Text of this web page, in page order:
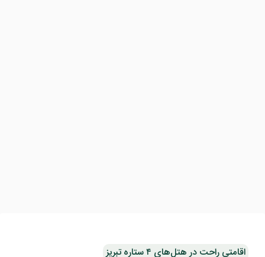
اقامتی راحت در هتل‌های ۴ ستاره تبریز